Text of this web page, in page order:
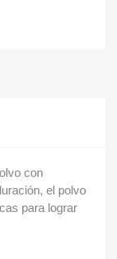
con
el polvo
para lograr